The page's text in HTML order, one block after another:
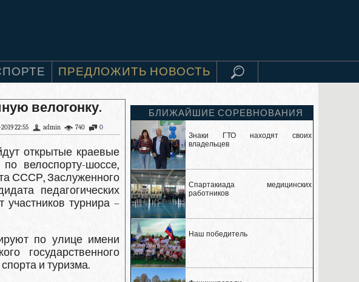
ПРЕДЛОЖИТЬ НОВОСТЬ
велогонку.
0
740
admin
22:55
открытые краевые
велоспорту-шоссе,
СССР, Заслуженного
педагогических
участников турнира –
по улице имени
государственного
и туризма.
БЛИЖАЙШИЕ СОРЕВНОВАНИЯ
Знаки ГТО находят своих
владельцев
Спартакиада медицинских
работников
Наш победитель